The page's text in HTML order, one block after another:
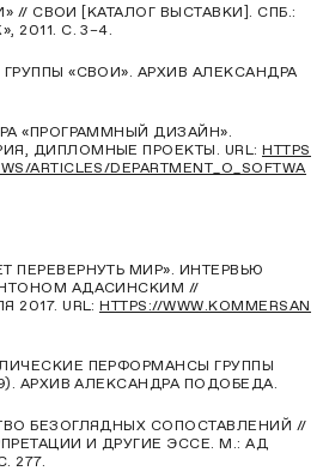
// СВОИ [КАТАЛОГ ВЫСТАВКИ]. СПБ.:
2011. С. 3–4.
«СВОИ». АРХИВ АЛЕКСАНДРА
«ПРОГРАММНЫЙ ДИЗАЙН».
ДИПЛОМНЫЕ ПРОЕКТЫ. URL:HTTPS
ARTICLES/DEPARTMENT_O_SOFTWA
ПЕРЕВЕРНУТЬ МИР». ИНТЕРВЬЮ
АДАСИНСКИМ //
2017. URL:HTTPS://WWW.KOMMERSAN
ПЕРФОРМАНСЫ ГРУППЫ
АРХИВ АЛЕКСАНДРА ПОДОБЕДА.
БЕЗОГЛЯДНЫХ СОПОСТАВЛЕНИЙ //
И ДРУГИЕ ЭССЕ. М.: АД
277.